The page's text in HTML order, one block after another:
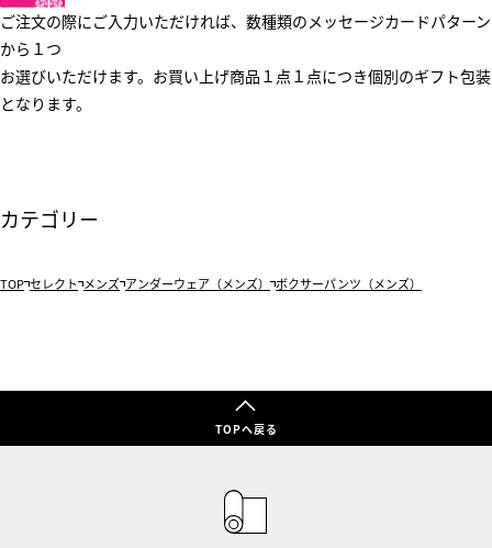
ご注文の際にご入力いただければ、数種類のメッセージカードパターン
から１つ
お選びいただけます。お買い上げ商品１点１点につき個別のギフト包装
となります。
カテゴリー
TOP セレクト メンズ アンダーウェア（メンズ） ボクサーパンツ（メンズ）
TOPへ戻る